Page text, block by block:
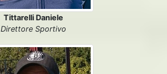
Tittarelli Daniele
Direttore Sportivo